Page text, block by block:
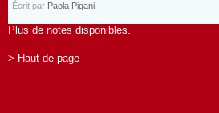
Écrit par Paola Pigani
Plus de notes disponibles.
> Haut de page